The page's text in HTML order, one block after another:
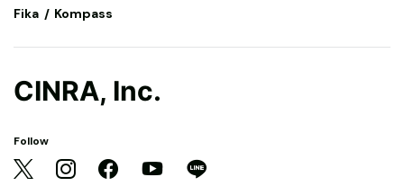
Fika Kompass
CINRA, Inc.
Follow